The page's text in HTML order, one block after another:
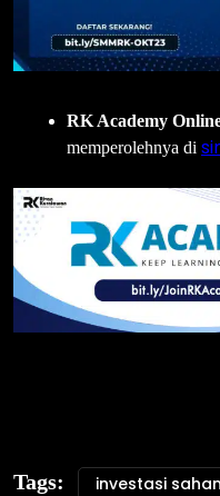
RK Academy
memperolehnya di
Tags: investasi